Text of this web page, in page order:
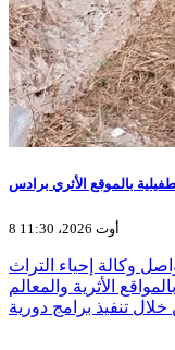
بالموقع الأثري برادس
8 أوت 2026، 11:30
وكالة إحياء التراث
الأثرية والمعالم